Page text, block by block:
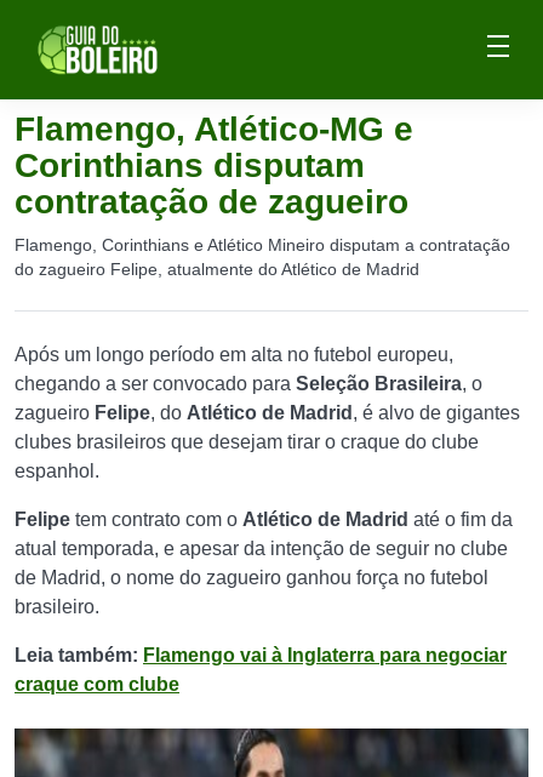
Flamengo, Atlético-MG e
Corinthians disputam
contratação de zagueiro
Flamengo, Corinthians e Atlético Mineiro disputam a contratação
do zagueiro Felipe, atualmente do Atlético de Madrid
Após um longo período em alta no futebol europeu,
chegando a ser convocado para Seleção Brasileira, o
zagueiro Felipe, do Atlético de Madrid , é alvo de gigantes
clubes brasileiros que desejam tirar o craque do clube
espanhol.
Felipe tem contrato com o Atlético de Madrid até o fim da
atual temporada, e apesar da intenção de seguir no clube
de Madrid, o nome do zagueiro ganhou força no futebol
brasileiro.
Leia também: Flamengo vai à Inglaterra para negociar
craque com clube